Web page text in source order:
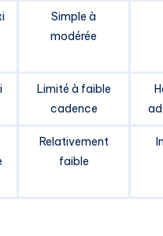
Simple à
modérée
Limité à faible
cadence
Relativement
faible